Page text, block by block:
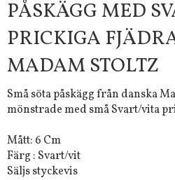
PÅSKÄGG MED
PRICKIGA
MADAM STOLTZ
Små söta påskägg från danska
mönstrade med små Svart/vita
Mått: 6 Cm
Färg : Svart/vit
Säljs styckevis